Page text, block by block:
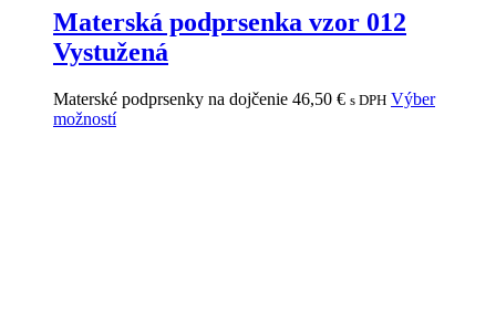
Materská podprsenka vzor 012
Vystužená
Materské podprsenky na dojčenie 46,50 € s DPH Výber
možností